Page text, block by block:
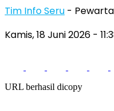
Tim Info Seru - Pewarta
Kamis, 18 Juni 2026 -
URL berhasil dicopy